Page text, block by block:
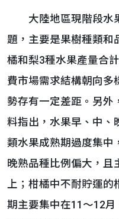
大陸地區現階段水
題，主要是果樹種類和
橘和梨3種水果產量合
費市場需求結構朝向多
勢存有一定差距。另外
料指出，水果早、中、
類水果成熟期過度集中
晚熟品種比例偏大，且
上；柑橘中不耐貯運的
期主要集中在11～12